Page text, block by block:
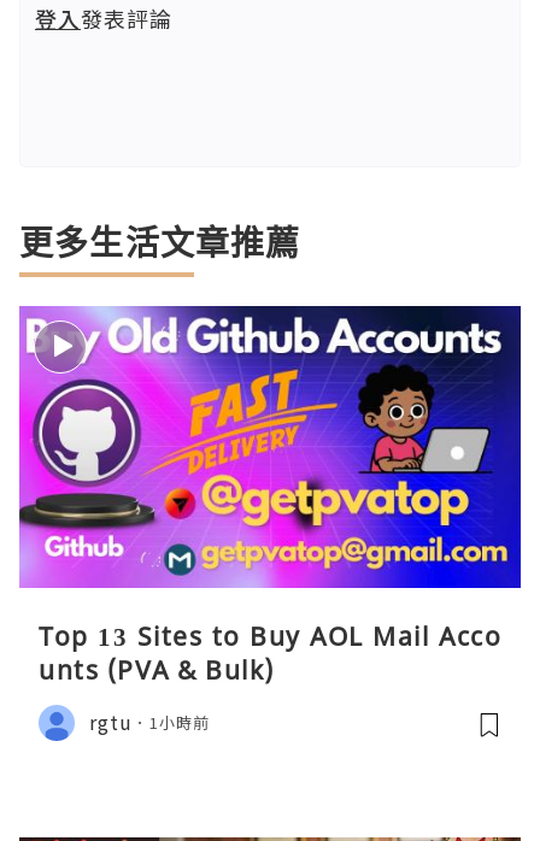
登入發表評論
更多生活文章推薦
Top 13 Sites to Buy AOL Mail Acco
unts (PVA & Bulk)
rgtu 1小時前